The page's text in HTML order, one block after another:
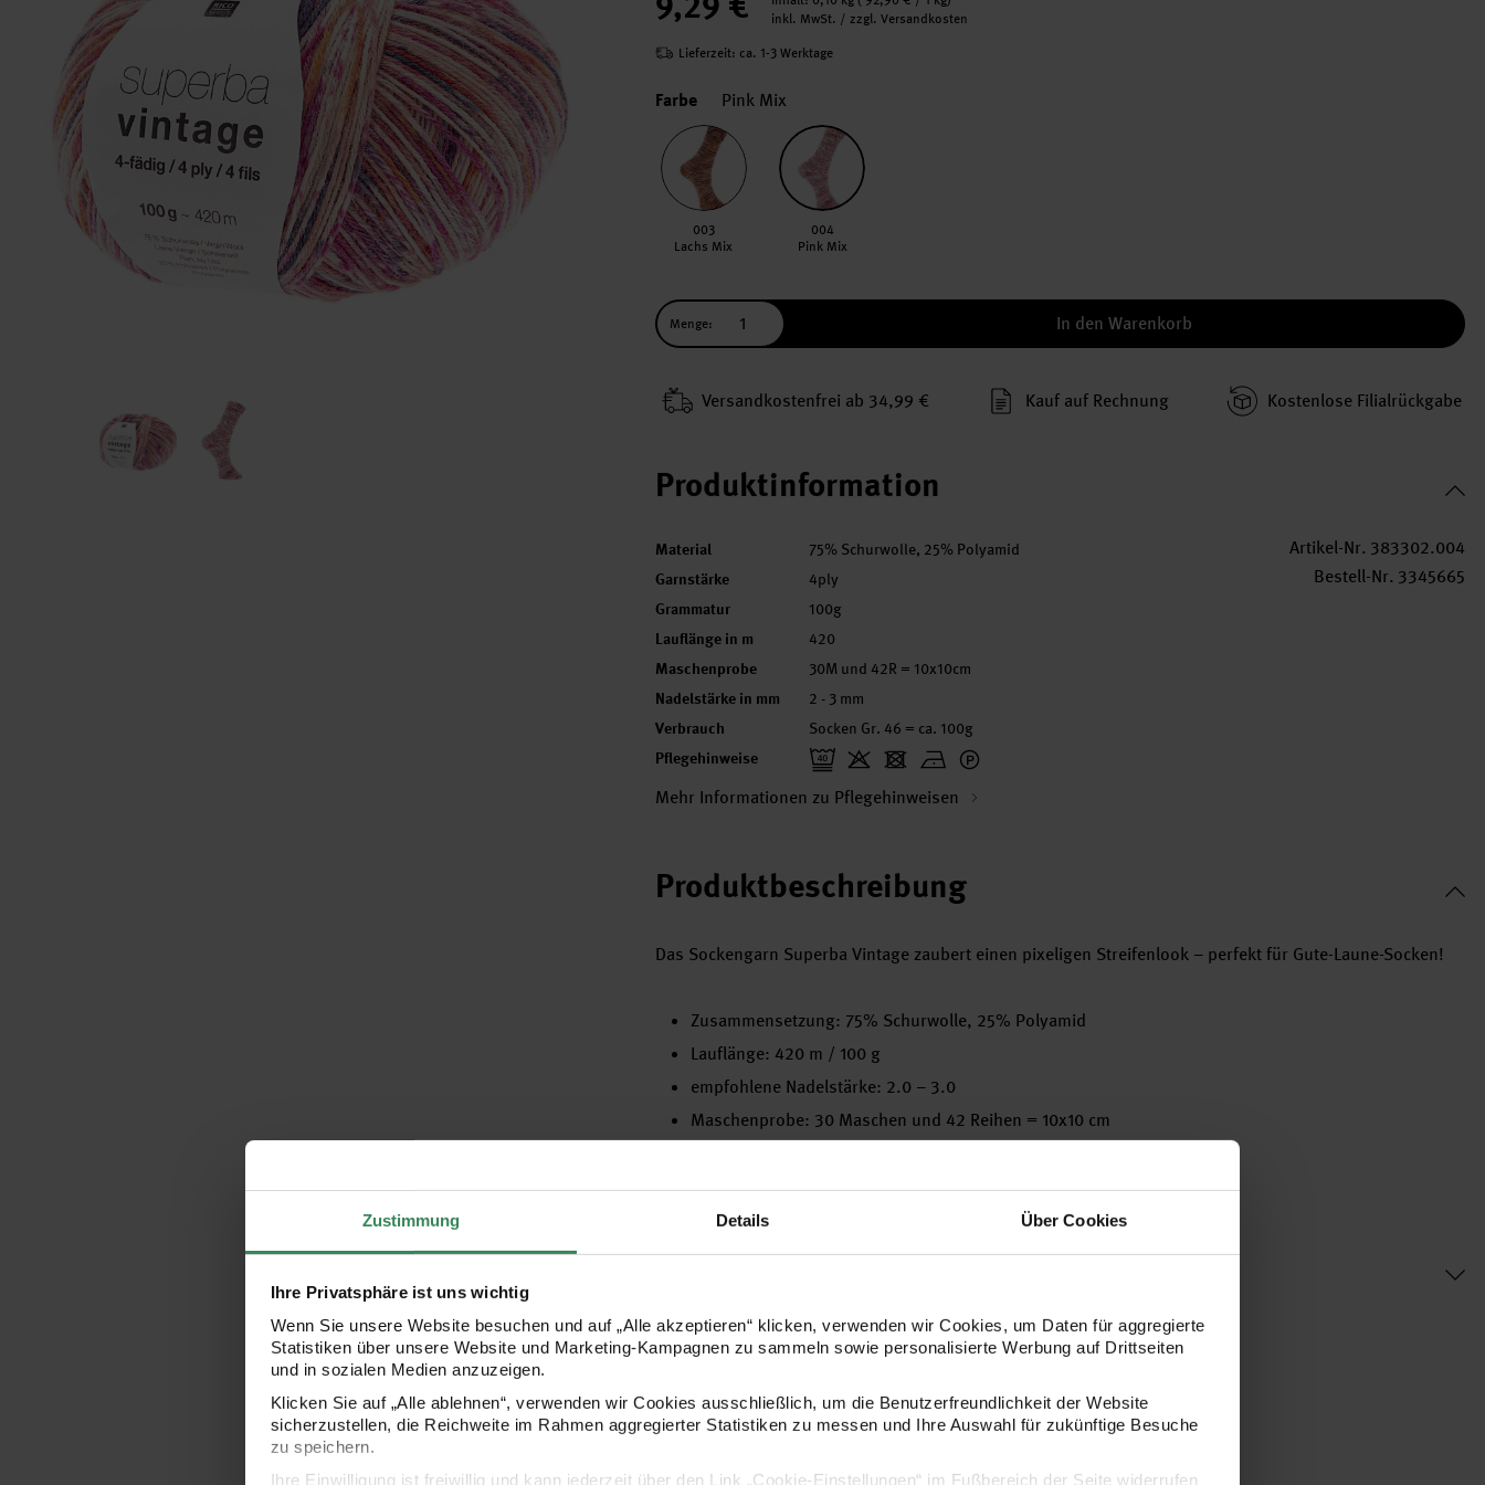
Zustimmung Details Über Cookies
Ihre Privatsphäre ist uns wichtig
Wenn Sie unsere Website besuchen und auf „Alle akzeptieren“ klicken, verwenden wir Cookies, um Daten für aggregierte
Statistiken über unsere Website und Marketing-Kampagnen zu sammeln sowie personalisierte Werbung auf Drittseiten
und in sozialen Medien anzuzeigen.
Klicken Sie auf „Alle ablehnen“, verwenden wir Cookies ausschließlich, um die Benutzerfreundlichkeit der Website
sicherzustellen, die Reichweite im Rahmen aggregierter Statistiken zu messen und Ihre Auswahl für zukünftige Besuche
zu speichern.
Ihre Einwilligung ist freiwillig und kann jederzeit über den Link „Cookie-Einstellungen“ im Fußbereich der Seite widerrufen
inkl. MwSt. / zzgl. Versandkosten
Lieferzeit: ca. 1-3 Werktage
Farbe Pink Mix
003
Lachs Mix
004
Pink Mix
Menge: In den Warenkorb
Versand­kosten­frei ab 34,99 € Kauf auf Rechnung Kosten­lose Filial­rückgabe
Produktinformation
Material 75% Schurwolle, 25% Polyamid
Garnstärke 4ply
Grammatur 100g
Lauflänge in m 420
Maschenprobe 30M und 42R = 10x10cm
Nadelstärke in mm 2 - 3 mm
Verbrauch Socken Gr. 46 = ca. 100g
Pflegehinweise
Mehr Informationen zu Pflegehinweisen
Artikel-Nr. 383302.004
Bestell-Nr. 3345665
Produktbeschreibung
Das Sockengarn Superba Vintage zaubert einen pixeligen Streifenlook – perfekt für Gute-Laune-Socken!
Zusammensetzung: 75% Schurwolle, 25% Polyamid
Lauflänge: 420 m / 100 g
empfohlene Nadelstärke: 2.0 – 3.0
Maschenprobe: 30 Maschen und 42 Reihen = 10x10 cm
Pflege: 40°C Feinwäsche
Hersteller